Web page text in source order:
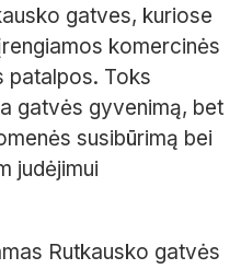
gatves, kuriose
komercinės
patalpos. Toks
gatvės gyvenimą, bet
susibūrimą bei
judėjimui
Rutkausko gatvės